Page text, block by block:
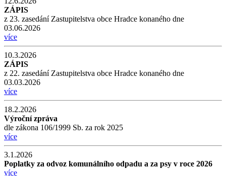
ZÁPIS
z 23. zasedání Zastupitelstva obce Hradce konaného dne
03.06.2026
více
10.3.2026
ZÁPIS
z 22. zasedání Zastupitelstva obce Hradce konaného dne
03.03.2026
více
18.2.2026
Výroční zpráva
dle zákona 106/1999 Sb. za rok 2025
více
3.1.2026
Poplatky za odvoz komunálního odpadu a za psy v roce 2026
více